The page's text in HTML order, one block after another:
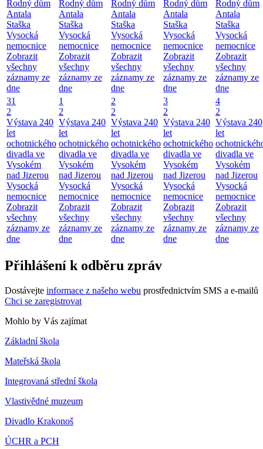
Rodný dům
Antala
Staška
Vysocká
nemocnice
Zobrazit
všechny
záznamy ze
dne
Rodný dům
Antala
Staška
Vysocká
nemocnice
Zobrazit
všechny
záznamy ze
dne
Rodný dům
Antala
Staška
Vysocká
nemocnice
Zobrazit
všechny
záznamy ze
dne
Rodný dům
Antala
Staška
Vysocká
nemocnice
Zobrazit
všechny
záznamy ze
dne
Rodný dům
Antala
Staška
Vysocká
nemocnice
Zobrazit
všechny
záznamy ze
dne
31
2
Výstava 240
let
ochotnického
divadla ve
Vysokém
nad Jizerou
Vysocká
nemocnice
Zobrazit
všechny
záznamy ze
dne
1
2
Výstava 240
let
ochotnického
divadla ve
Vysokém
nad Jizerou
Vysocká
nemocnice
Zobrazit
všechny
záznamy ze
dne
2
2
Výstava 240
let
ochotnického
divadla ve
Vysokém
nad Jizerou
Vysocká
nemocnice
Zobrazit
všechny
záznamy ze
dne
3
2
Výstava 240
let
ochotnického
divadla ve
Vysokém
nad Jizerou
Vysocká
nemocnice
Zobrazit
všechny
záznamy ze
dne
4
2
Výstava 240
let
divadla ve
Vysokém
nad Jizerou
Vysocká
nemocnice
Zobrazit
všechny
záznamy ze
dne
Přihlášení k odběru zpráv
Dostávejte informace z našeho webu prostřednictvím SMS a e-mailů
Chci se zaregistrovat
Mohlo by Vás zajímat
Základní škola
Mateřská škola
Integrovaná střední škola
Vlastivědné muzeum
Divadlo Krakonoš
ÚCHR a PCH